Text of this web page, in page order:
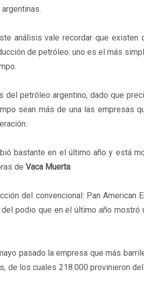
análisis vale recordar que existen
de petróleo: uno es el más
petróleo argentino, dado que
sean más de una las empresas
bastante en el último año y está
de Vaca Muerta.
del convencional: Pan American
podio que en el último año mostró
pasado la empresa que más
de los cuales 218.000 provinieron